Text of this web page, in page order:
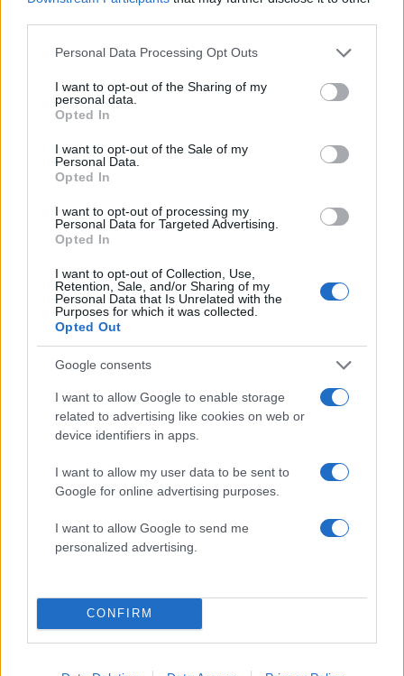
Please note that this website/app uses one or more Google
not limited to your visit or usage behaviour. You may click to
grant or deny consent to Google and its third-party tags to
use your data for below specified purposes in below Google
consent section.
Personal Data Processing Opt Outs
I want to opt-out of the Sharing of my
personal data.
Opted In
I want to opt-out of the Sale of my
Personal Data.
Opted In
I want to opt-out of processing my
Personal Data for Targeted Advertising.
Opted In
I want to opt-out of Collection, Use,
Retention, Sale, and/or Sharing of my
Personal Data that Is Unrelated with the
Purposes for which it was collected.
Opted Out
Google consents
I want to allow Google to enable storage
related to advertising like cookies on web or
device identifiers in apps.
I want to allow my user data to be sent to
Google for online advertising purposes.
I want to allow Google to send me
personalized advertising.
CONFIRM
21.06.19
Διαπίστωση σοκ: Ο νόμος Κατσέλη «φόρτωσε»
τις τράπεζες με κόκκινα δάνεια ύψους
τουλάχιστον 10 δισ. – Βρήκαν καταφύγιο
χιλιάδες κακοπληρωτές
Πρώτη κατοικία: Το μεσημέρι της Παρασκευής
η ονομαστική ψηφοφορία για το νέο πλαίσιο
προστασίας